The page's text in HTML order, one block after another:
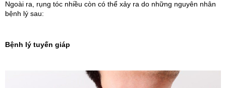
Ngoài ra, rụng tóc nhiều còn có thể xảy ra do những nguyên nhân
bệnh lý sau:
Bệnh lý tuyến giáp